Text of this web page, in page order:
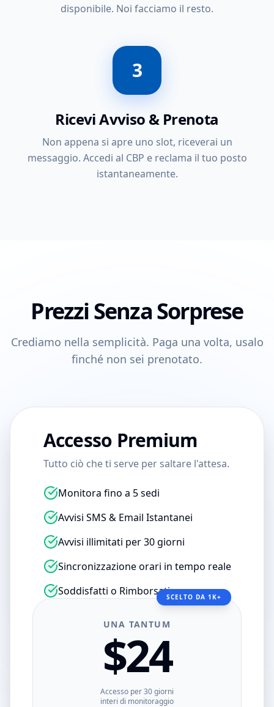
disponibile. Noi facciamo il resto.
3
Ricevi Avviso & Prenota
Non appena si apre uno slot, riceverai un
messaggio. Accedi al CBP e reclama il tuo posto
istantaneamente.
Prezzi Senza Sorprese
Crediamo nella semplicità. Paga una volta, usalo
finché non sei prenotato.
Accesso Premium
Tutto ciò che ti serve per saltare l'attesa.
Monitora fino a 5 sedi
Avvisi SMS & Email Istantanei
Avvisi illimitati per 30 giorni
Sincronizzazione orari in tempo reale
Soddisfatti o RimborsatiSCELTO DA 1K+
UNA TANTUM
$24
Accesso per 30 giorni
interi di monitoraggio